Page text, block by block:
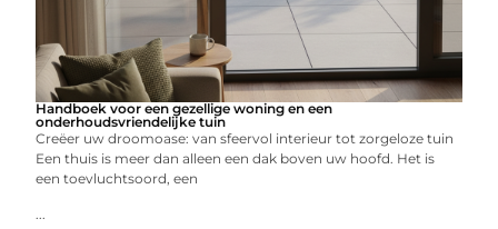
Handboek voor een gezellige woning en een
onderhoudsvriendelijke tuin
Creëer uw droomoase: van sfeervol interieur tot zorgeloze tuin
Een thuis is meer dan alleen een dak boven uw hoofd. Het is
een toevluchtsoord, een
...